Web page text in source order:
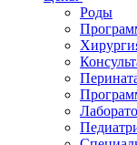
Роды